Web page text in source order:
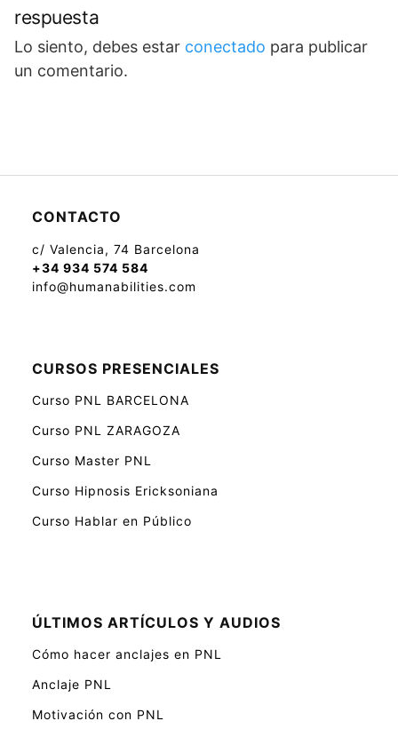
respuesta
Lo siento, debes estar conectado para publicar
un comentario.
CONTACTO
c/ Valencia, 74 Barcelona
+34 934 574 584
info@humanabilities.com
CURSOS PRESENCIALES
Curso PNL BARCELONA
Curso PNL ZARAGOZA
Curso Master PNL
Curso Hipnosis Ericksoniana
Curso Hablar en Público
ÚLTIMOS ARTÍCULOS Y AUDIOS
Cómo hacer anclajes en PNL
Anclaje PNL
Motivación con PNL